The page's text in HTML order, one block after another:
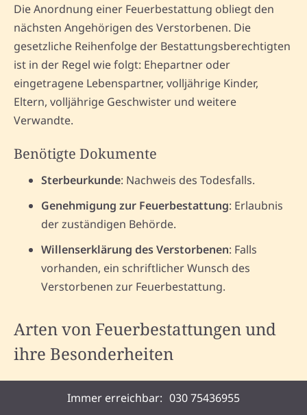
Die Anordnung einer Feuerbestattung obliegt den
nächsten Angehörigen des Verstorbenen. Die
gesetzliche Reihenfolge der Bestattungsberechtigten
ist in der Regel wie folgt: Ehepartner oder
eingetragene Lebenspartner, volljährige Kinder,
Eltern, volljährige Geschwister und weitere
Verwandte.
Benötigte Dokumente
Sterbeurkunde: Nachweis des Todesfalls.
Genehmigung zur Feuerbestattung: Erlaubnis
der zuständigen Behörde.
Willenserklärung des Verstorbenen: Falls
vorhanden, ein schriftlicher Wunsch des
Verstorbenen zur Feuerbestattung.
Arten von Feuerbestattungen und
ihre Besonderheiten
Anonyme Feuerbestattung
Immer erreichbar: 030 75436955